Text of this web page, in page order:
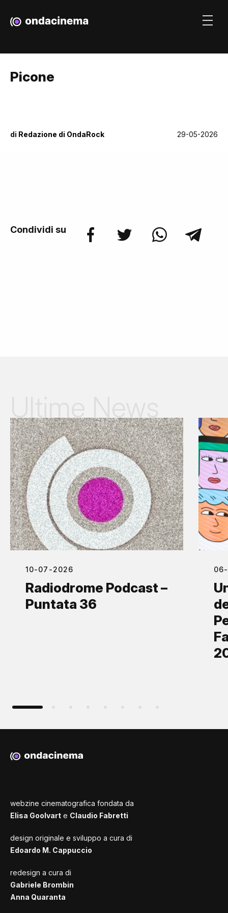
Picone
di Redazione di OndaRock 29-05-2026
Condividi su
10-07-2026
Radiodrome Podcast –
Puntata 36
webzine cinematografica fondata da
Elisa Goolvart e Claudio Fabretti
design originale e sviluppo a cura di
Edoardo M. Cappuccio
redesign a cura di
Gabriele Brombin
Anna Quaranta